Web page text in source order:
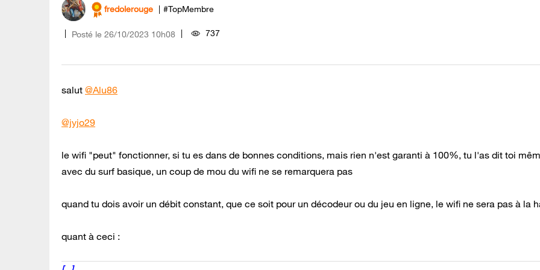
fredolerouge #TopMembre
Posté le ‎26/10/2023 10h08 737
salut @Alu86
@jyjo29
le wifi "peut" fonctionner, si tu es dans de bonnes conditions, mais rien n'est garanti à 100%, tu l'as dit toi
avec du surf basique, un coup de mou du wifi ne se remarquera pas
quand tu dois avoir un débit constant, que ce soit pour un décodeur ou du jeu en ligne, le wifi ne sera pas à la
quant à ceci :